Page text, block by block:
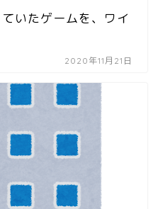
いたゲームを、ワイ
2020年11月21日